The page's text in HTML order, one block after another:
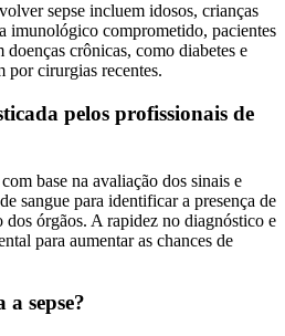
sepse incluem idosos, crianças
imunológico comprometido, pacientes
crônicas, como diabetes e
por cirurgias recentes.
pelos profissionais de
base na avaliação dos sinais e
sangue para identificar a presença de
órgãos. A rapidez no diagnóstico e
para aumentar as chances de
sepse?